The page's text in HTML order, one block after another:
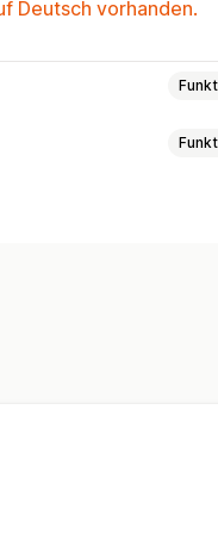
Deutsch vorhanden.